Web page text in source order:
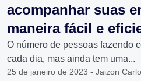
acompanhar suas
maneira fácil e
O número de pessoas fazendo
cada dia, mas ainda tem uma...
25 de janeiro de 2023 - Jaizon